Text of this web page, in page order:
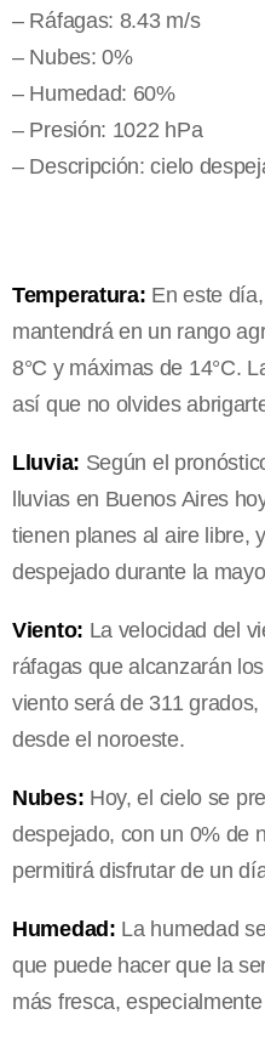
– Ráfagas: 8.43 m/s
– Nubes: 0%
– Humedad: 60%
– Presión: 1022 hPa
– Descripción: cielo
Temperatura: En este
mantendrá en un rango
8°C y máximas de 14°C.
así que no olvides
Lluvia: Según el
lluvias en Buenos Aires
tienen planes al aire libre,
despejado durante la
Viento: La velocidad del
ráfagas que alcanzarán
viento será de 311
desde el noroeste.
Nubes: Hoy, el cielo se
despejado, con un 0% de
permitirá disfrutar de un
Humedad: La humedad
que puede hacer que la
más fresca,